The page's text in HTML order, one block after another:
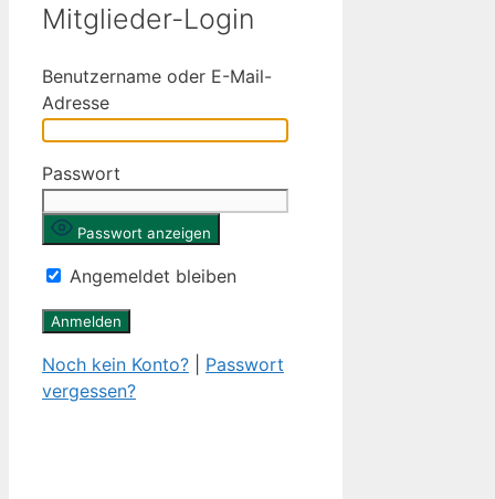
Mitglieder-Login
Benutzername oder E-Mail-
Adresse
Passwort
Passwort anzeigen
Angemeldet bleiben
Noch kein Konto?
Passwort
vergessen?